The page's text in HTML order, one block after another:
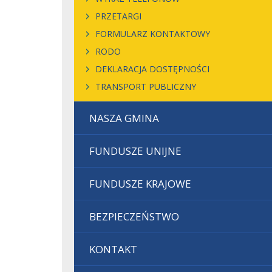
PRZETARGI
FORMULARZ KONTAKTOWY
RODO
DEKLARACJA DOSTĘPNOŚCI
TRANSPORT PUBLICZNY
NASZA GMINA
FUNDUSZE UNIJNE
FUNDUSZE KRAJOWE
BEZPIECZEŃSTWO
KONTAKT